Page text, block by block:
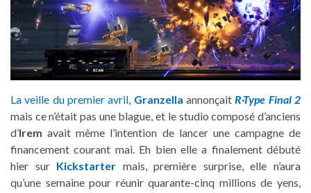
La veille du premier avril, Granzella annonçaitR·Type Final 2
mais ce n’était pas une blague, et le studio composé d’anciens
d’Irem avait même l’intention de lancer une campagne de
financement courant mai. Eh bien elle a finalement débuté
hier sur Kickstarter mais, première surprise, elle n’aura
qu’une semaine pour réunir quarante-cinq millions de yens,